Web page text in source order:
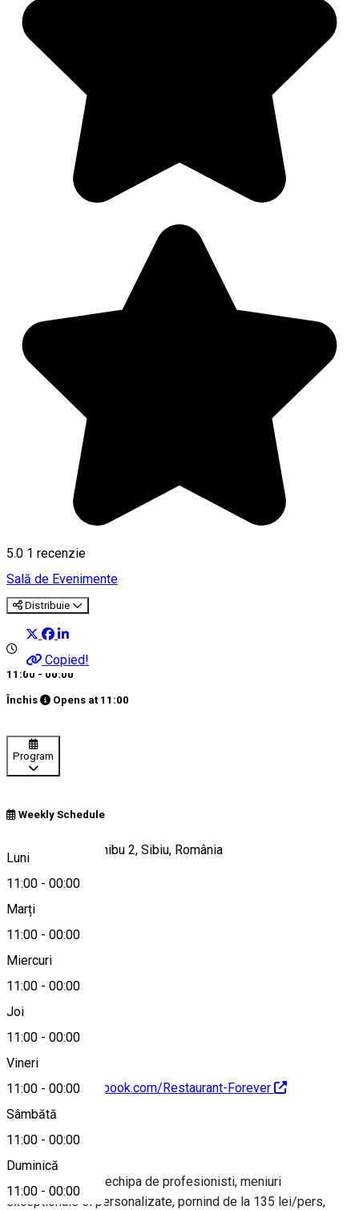
5.0 1 recenzie
Sală de Evenimente
Distribuie
Copied!
11:00 - 00:00
Închis Opens at 11:00
Program
Weekly Schedule
Luni
11:00 - 00:00
Marți
11:00 - 00:00
Miercuri
11:00 - 00:00
Joi
11:00 - 00:00
Vineri
11:00 - 00:00
Sâmbătă
11:00 - 00:00
Duminică
11:00 - 00:00
Strada Onisifor Ghibu 2, Sibiu, România
Hartă
https://www.facebook.com/Restaurant-Forever
Despre
Un local select, o echipa de profesionisti, meniuri
exceptionale si personalizate, pornind de la 135 lei/pers,